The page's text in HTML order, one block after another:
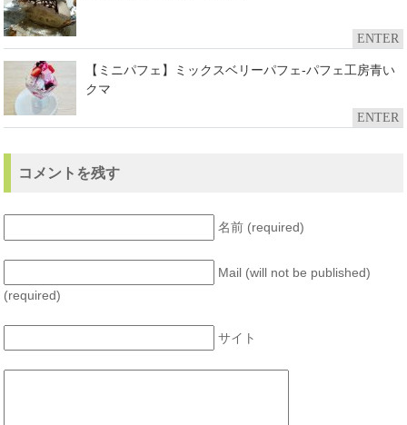
ENTER
【ミニパフェ】ミックスベリーパフェ-パフェ工房青い
クマ
ENTER
コメントを残す
名前 (required)
Mail (will not be published)
(required)
サイト